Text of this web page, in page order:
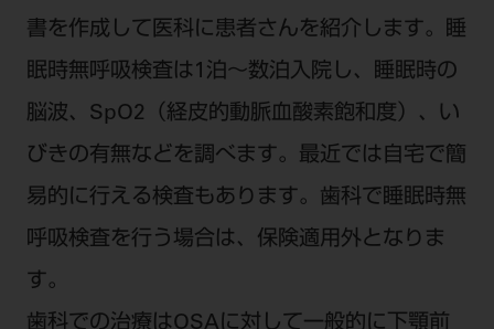
書を作成して医科に患者さんを紹介します。睡
眠時無呼吸検査は1泊～数泊入院し、睡眠時の
脳波、SpO2（経皮的動脈血酸素飽和度）、い
びきの有無などを調べます。最近では自宅で簡
易的に行える検査もあります。歯科で睡眠時無
呼吸検査を行う場合は、保険適用外となりま
す。
歯科での治療はOSAに対して一般的に下顎前